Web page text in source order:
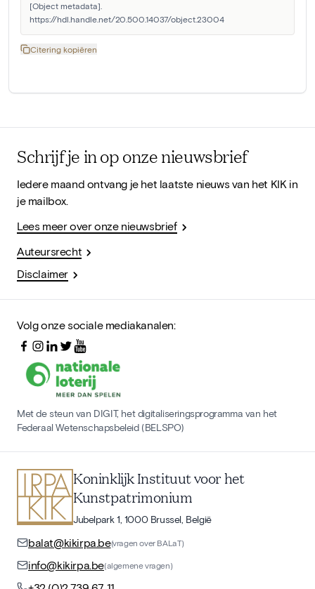
[Object metadata].
https://hdl.handle.net/20.500.14037/object.23004
Citering kopiëren
Schrijf je in op onze nieuwsbrief
Iedere maand ontvang je het laatste nieuws van het KIK in
je mailbox.
Lees meer over onze nieuwsbrief
Auteursrecht
Disclaimer
Volg onze sociale mediakanalen:
Met de steun van DIGIT, het digitaliseringsprogramma van het
Federaal Wetenschapsbeleid (BELSPO)
Koninklijk Instituut voor het
Kunstpatrimonium
Jubelpark 1, 1000 Brussel, België
balat@kikirpa.be(vragen over BALaT)
info@kikirpa.be(algemene vragen)